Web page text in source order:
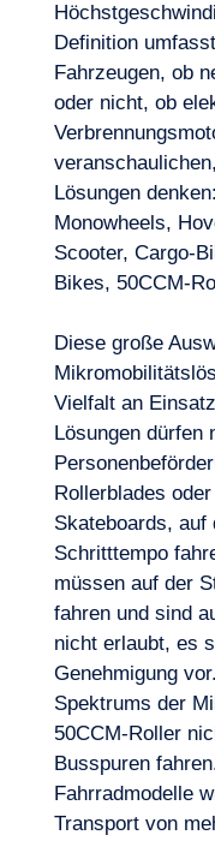
Expertisen
Unser Abenteuer
Definition
Fahrzeugen, ob
oder nicht, ob
Lösungen
Monowheels,
Scooter, Cargo-
Bikes, 50CCM-
Diese große
Vielfalt an
Lösungen dürfen
Rollerblades
Skateboards, auf
Schritttempo
müssen auf der
fahren und sind
nicht erlaubt, es
Genehmigung
Spektrums der
50CCM-Roller
Busspuren
Fahrradmodelle
Transport von